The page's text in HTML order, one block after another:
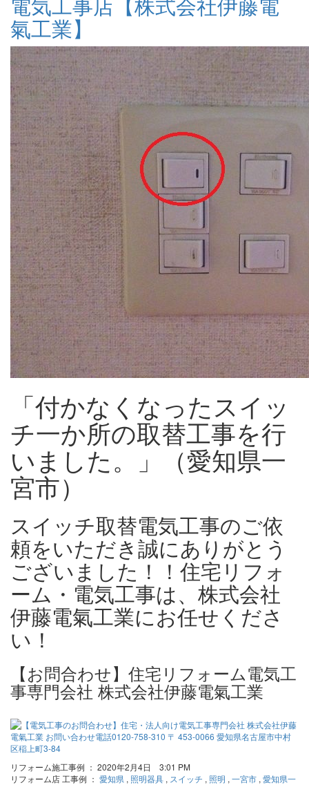
氣工業】
「付かなくなったスイッ
チ一か所の取替工事を行
いました。」（愛知県一
宮市）
スイッチ取替電気工事のご依
頼をいただき誠にありがとう
ございました！！住宅リフォ
ーム・電気工事は、株式会社
伊藤電氣工業にお任せくださ
い！
【お問合わせ】住宅リフォーム電気工
事専門会社 株式会社伊藤電氣工業
リフォーム施工事例 ： 2020年2月4日 3:01 PM
リフォーム店 工事例 ： 愛知県 , 照明器具 , スイッチ , 照明 , 一宮市 , 愛知県一